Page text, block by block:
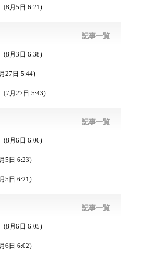
(8月5日 6:21)
記事一覧
(8月3日 6:38)
27日 5:44)
(7月27日 5:43)
記事一覧
(8月6日 6:06)
5日 6:23)
5日 6:21)
記事一覧
(8月6日 6:05)
6日 6:02)